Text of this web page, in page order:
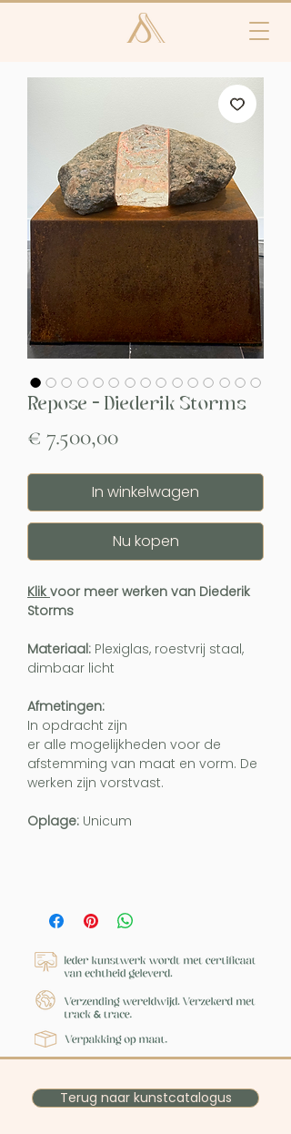
Repose - Diederik Storms
€ 7.500,00Prijs
In winkelwagen
Nu kopen
Klik voor meer werken van Diederik
Storms
Materiaal: Plexiglas, roestvrij staal,
dimbaar licht
Afmetingen:
In opdracht zijn
er alle mogelijkheden voor de
afstemming van maat en vorm. De
werken zijn vorstvast.
Oplage: Unicum
Terug naar kunstcatalogus